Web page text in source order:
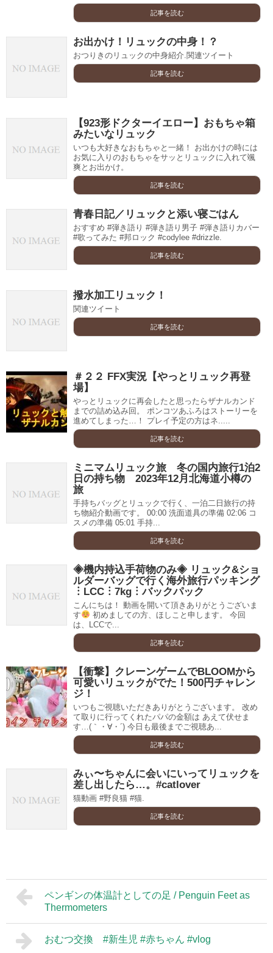
記事を読む
お出かけ！リュックの中身！？
おつりきのリュックの中身紹介.関連ツイート
記事を読む
【923形ドクターイエロー】おもちゃ箱
みたいなリュック
いつも大好きなおもちゃと一緒！ お出かけの時には
お気に入りのおもちゃをサッとリュックに入れて颯
爽とお出かけ。
記事を読む
青春日記／リュックと添い寝ごはん
おすすめ #弾き語り #弾き語り男子 #弾き語りカバー
#歌ってみた #邦ロック #codylee #drizzle.
記事を読む
撥水加工リュック！
関連ツイート
記事を読む
＃２２ FFX実況【やっとリュック再登
場】
やっとリュックに再会したと思ったらザナルカンド
までの詰め込み回。 ポンコツあふろはストーリーを
進めてしまった…！ プレイ予定の方はネ.....
記事を読む
ミニマムリュック旅 冬の国内旅行1泊2
日の持ち物 2023年12月北海道小樽の
旅
手持ちバッグとリュックで行く、一泊二日旅行の持
ち物紹介動画です。 00:00 洗面道具の準備 02:06 コ
スメの準備 05:01 手持...
記事を読む
◈機内持込手荷物のみ◈ リュック&ショ
ルダーバッグで行く海外旅行パッキング
︙LCC︙7kg︙バックパック
こんにちは！ 動画を開いて頂きありがとうございま
す
初めましての方、ほしこと申します。 今回
は、LCCで...
記事を読む
【衝撃】クレーンゲームでBLOOMから
可愛いリュックがでた！500円チャレン
ジ！
いつもご視聴いただきありがとうございます。 改め
て取りに行ってくれたパパの金額は あえて伏せま
す…(｀・∀・´) 今日も最後までご視聴あ...
記事を読む
みぃ〜ちゃんに会いにいってリュックを
差し出したら…。#catlover
猫動画 #野良猫 #猫.
記事を読む
ペンギンの体温計としての足 / Penguin Feet as
Thermometers
おむつ交換 #新生児 #赤ちゃん #vlog